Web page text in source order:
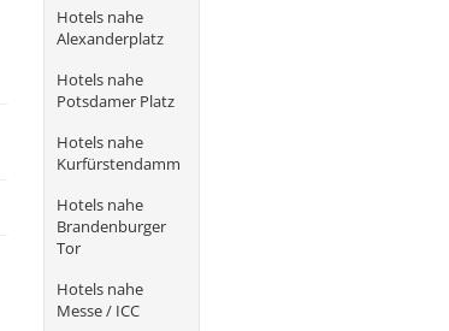
Hotels nahe
Alexanderplatz
Hotels nahe
Potsdamer Platz
Hotels nahe
Kurfürstendamm
Hotels nahe
Brandenburger
Tor
Hotels nahe
Messe / ICC